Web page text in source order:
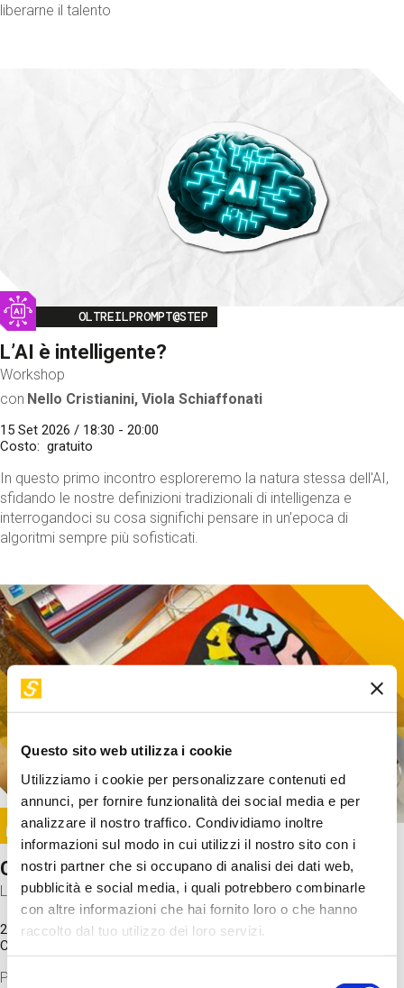
Questo sito web utilizza i cookie
Utilizziamo i cookie per personalizzare contenuti ed
annunci, per fornire funzionalità dei social media e per
analizzare il nostro traffico. Condividiamo inoltre
informazioni sul modo in cui utilizzi il nostro sito con i
nostri partner che si occupano di analisi dei dati web,
pubblicità e social media, i quali potrebbero combinarle
con altre informazioni che hai fornito loro o che hanno
raccolto dal tuo utilizzo dei loro servizi.
Selezione
liberarne il talento
Image
OLTREILPROMPT@STEP
L’AI è intelligente?
Workshop
con Nello Cristianini, Viola Schiaffonati
15 Set 2026 / 18:30 - 20:00
Costo
gratuito
In questo primo incontro esploreremo la natura stessa dell'AI,
sfidando le nostre definizioni tradizionali di intelligenza e
interrogandoci su cosa significhi pensare in un'epoca di
algoritmi sempre più sofisticati.
Image
SUNDAY@STEP
Come funziona il cervello?
Laboratorio
20 Set 2026 / 11:15 - 13:00
Costo
Proveremo a costruire un cervello in cartoncino cercando di